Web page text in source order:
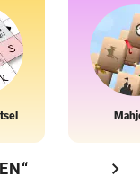
chevron_right